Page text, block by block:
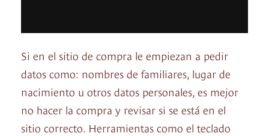
Si en el sitio de compra le empiezan a pedir
datos como: nombres de familiares, lugar de
nacimiento u otros datos personales, es mejor
no hacer la compra y revisar si se está en el
sitio correcto. Herramientas como el teclado